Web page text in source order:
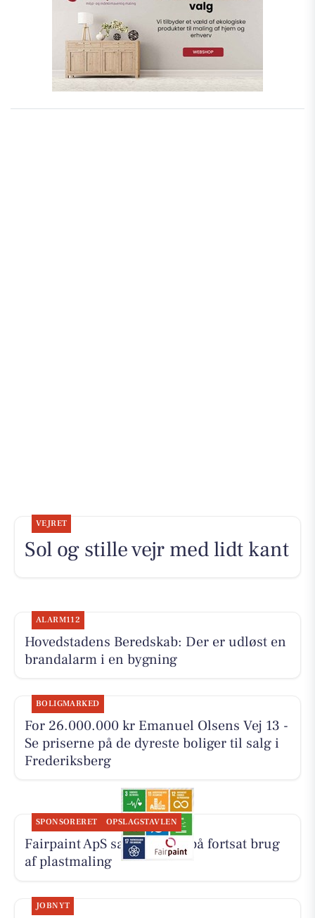
VEJRET
Sol og stille vejr med lidt kant
ALARM112
Hovedstadens Beredskab: Der er udløst en
brandalarm i en bygning
BOLIGMARKED
For 26.000.000 kr Emanuel Olsens Vej 13 -
Se priserne på de dyreste boliger til salg i
Frederiksberg
SPONSORERET OPSLAGSTAVLEN
Fairpaint ApS sætter fokus på fortsat brug
af plastmaling
JOBNYT